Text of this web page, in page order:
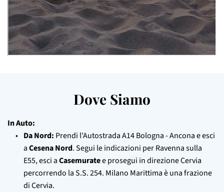
Dove Siamo
In Auto:
Da Nord: Prendi l'Autostrada A14 Bologna - Ancona e esci
a Cesena Nord. Segui le indicazioni per Ravenna sulla
E55, esci a Casemurate e prosegui in direzione Cervia
percorrendo la S.S. 254. Milano Marittima è una frazione
di Cervia.